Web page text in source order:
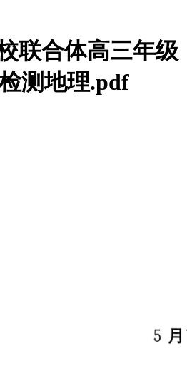
联合体高三年级
测地理.pdf